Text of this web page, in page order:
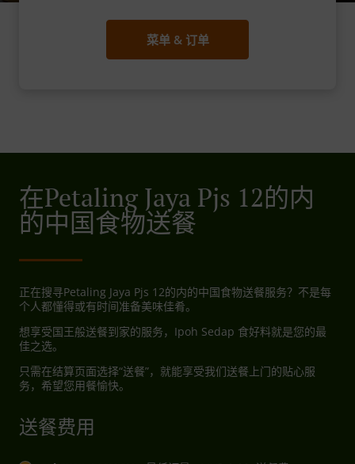
菜单 & 订单
在Petaling Jaya Pjs 12的内
的中国食物送餐
正在搜寻Petaling Jaya Pjs 12的内的中国食物送餐服务？不是每
个人都懂得或有时间准备美味佳肴。
想享受国王般送餐到家的服务，Ipoh Sedap 食好料就是您的最
佳之选。
只需在结算页面选择“送餐”，就能享受我们送餐上门的贴心服
务，希望您用餐愉快。
送餐费用